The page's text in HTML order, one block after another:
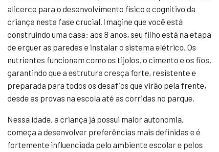
alicerce para o desenvolvimento físico e cognitivo da
criança nesta fase crucial. Imagine que você está
construindo uma casa: aos 8 anos, seu filho está na etapa
de erguer as paredes e instalar o sistema elétrico. Os
nutrientes funcionam como os tijolos, o cimento e os fios,
garantindo que a estrutura cresça forte, resistente e
preparada para todos os desafios que virão pela frente,
desde as provas na escola até as corridas no parque.
Nessa idade, a criança já possui maior autonomia,
começa a desenvolver preferências mais definidas e é
fortemente influenciada pelo ambiente escolar e pelos